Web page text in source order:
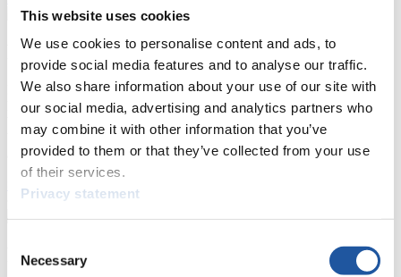
This website uses cookies
We use cookies to personalise content and ads, to
provide social media features and to analyse our traffic.
We also share information about your use of our site with
our social media, advertising and analytics partners who
may combine it with other information that you’ve
provided to them or that they’ve collected from your use
of their services.
Privacy statement
Selection
Necessary
Für Presse- und Medienvertreter
Hier finden Sie Informationen für Presse- und Medienvertreter. Sie
haben Zugriff auf Athletenbiographien und Informationen zu
Wettkämpfen. Außerdem können Sie Ihre Medienakkreditierung
beantragen, die Grundregeln des Rennrodelsports einsehen und
allgemeine Neuigkeiten einholen.
Für Nationale Verbände